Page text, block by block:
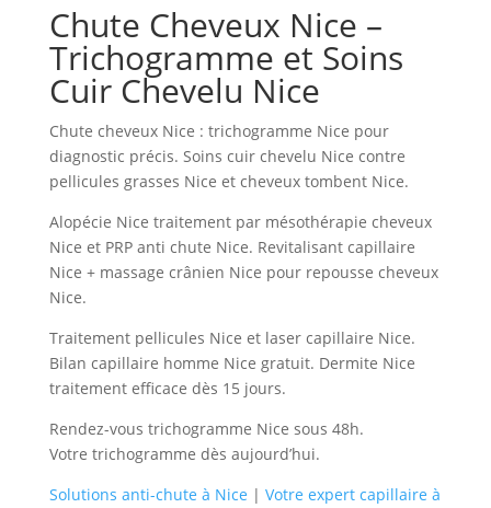
Chute Cheveux Nice –
Trichogramme et Soins
Cuir Chevelu Nice
Chute cheveux Nice : trichogramme Nice pour
diagnostic précis. Soins cuir chevelu Nice contre
pellicules grasses Nice et cheveux tombent Nice.
Alopécie Nice traitement par mésothérapie cheveux
Nice et PRP anti chute Nice. Revitalisant capillaire
Nice + massage crânien Nice pour repousse cheveux
Nice.
Traitement pellicules Nice et laser capillaire Nice.
Bilan capillaire homme Nice gratuit. Dermite Nice
traitement efficace dès 15 jours.
Rendez-vous trichogramme Nice sous 48h.
Votre trichogramme dès aujourd’hui.
Solutions anti-chute à Nice | Votre expert capillaire à